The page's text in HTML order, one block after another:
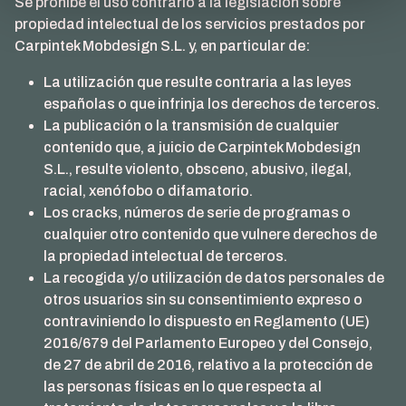
propiedad intelectual de los servicios prestados por
Carpintek Mobdesign S.L. y, en particular de:
La utilización que resulte contraria a las leyes
españolas o que infrinja los derechos de terceros.
La publicación o la transmisión de cualquier
contenido que, a juicio de Carpintek Mobdesign
S.L., resulte violento, obsceno, abusivo, ilegal,
racial, xenófobo o difamatorio.
Los cracks, números de serie de programas o
cualquier otro contenido que vulnere derechos de
la propiedad intelectual de terceros.
La recogida y/o utilización de datos personales de
otros usuarios sin su consentimiento expreso o
contraviniendo lo dispuesto en Reglamento (UE)
2016/679 del Parlamento Europeo y del Consejo,
de 27 de abril de 2016, relativo a la protección de
las personas físicas en lo que respecta al